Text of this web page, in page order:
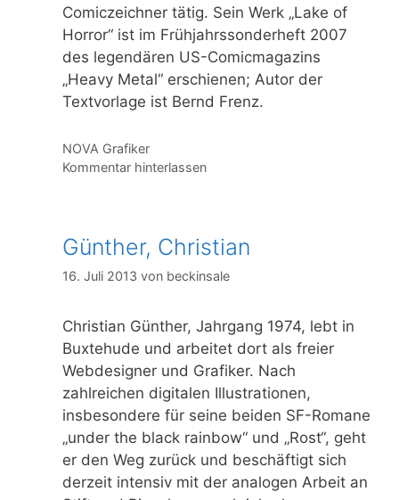
Comiczeichner tätig. Sein Werk „Lake of
Horror“ ist im Frühjahrssonderheft 2007
des legendären US-Comicmagazins
„Heavy Metal“ erschienen; Autor der
Textvorlage ist Bernd Frenz.
Kategorien
NOVA Grafiker
Kommentar hinterlassen
Günther, Christian
16. Juli 2013 von beckinsale
Christian Günther, Jahrgang 1974, lebt in
Buxtehude und arbeitet dort als freier
Webdesigner und Grafiker. Nach
zahlreichen digitalen Illustrationen,
insbesondere für seine beiden SF-Romane
„under the black rainbow“ und „Rost“, geht
er den Weg zurück und beschäftigt sich
derzeit intensiv mit der analogen Arbeit an